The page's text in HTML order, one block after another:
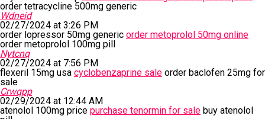
order tetracycline 500mg generic
Wdneid
02/27/2024 at 3:26 PM
order lopressor 50mg generic order metoprolol 50mg online
order metoprolol 100mg pill
Nytcnq
02/27/2024 at 7:56 PM
flexeril 15mg usa cyclobenzaprine sale order baclofen 25mg for
sale
Crwqpp
02/29/2024 at 12:44 AM
atenolol 100mg price purchase tenormin for sale buy atenolol